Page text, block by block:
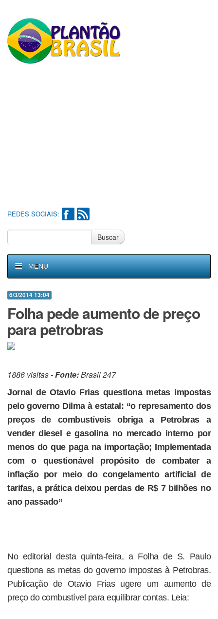
REDES SOCIAIS:
Buscar
MENU
6/3/2014 13:04
Folha pede aumento de preço
para petrobras
1886 visitas -Fonte:Brasil 247
Jornal de Otavio Frias questiona metas impostas
pelo governo Dilma à estatal: “o represamento dos
preços de combustíveis obriga a Petrobras a
vender diesel e gasolina no mercado interno por
menos do que paga na importação; Implementada
com o questionável propósito de combater a
inflação por meio do congelamento artificial de
tarifas, a prática deixou perdas de R$ 7 bilhões no
ano passado”
No editorial desta quinta-feira, a Folha de S. Paulo
questiona as metas do governo impostas à Petrobras.
Publicação de Otavio Frias ugere um aumento de
preço do combustível para equilibrar contas. Leia: